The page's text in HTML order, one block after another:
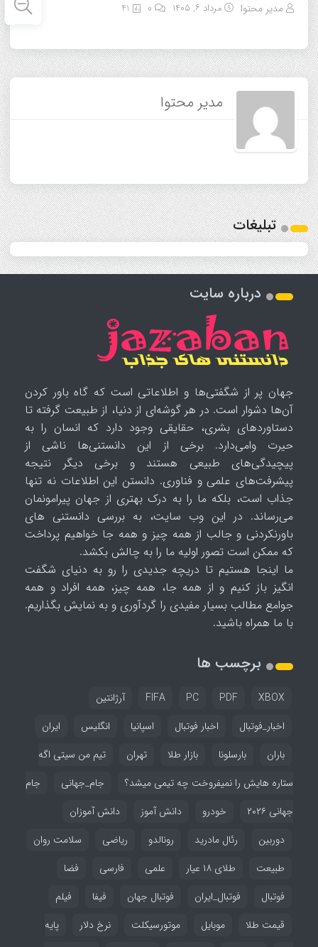
مدیر محتوا مرداد ۶, ۱۴۰۵ 41
مدیر محتوا
تبلیغات
درباره سایت
جهان پر از شگفتی‌ها و اطلاعاتی است که گاه باور کردن
آن‌ها دشوار است. در هر گوشه‌ای از دنیا، از طبیعت گرفته تا
دستاوردهای بشری، حقایقی وجود دارد که انسان را به
حیرت وامی‌دارد. برخی از این دانستنی‌ها ناشی از
پیچیدگی‌های طبیعی هستند و برخی دیگر نتیجه
پیشرفت‌های علمی و فناوری. دانستن این اطلاعات نه تنها
جذاب است، بلکه ما را به درک بهتری از جهان پیرامونمان
می‌رساند. در این وب سایت، به بررسی دانستنی های
باورنکردنی و جالب از همه چیز و همه جا خواهیم پرداخت
که ممکن است تصور اولیه ما را به چالش بکشد.
ما اینجا هستیم تا دریچه جدیدی را رو به دنیای شگفت
انگیز باز کنیم و از همه جا، همه چیز، همه افراد و همه
جوامع مطالب بسیار مفیدی را گردآوری و به نمایش بگذاریم.
با ما همراه باشید.
برچسب ها
FIFA PC PDF XBOX
آرژانتین
اخبار_فوتبال
اخبار فوتبال اسپانیا انگلیس
ایران
باران
بارسلونا بازار طلا تهران
تیم من سیتی اگه
ستاره هایش را نمیفروخت چه تیمی میشد؟
جام_جهانی
جام
جهانی ۲۰۲۶
خودرو دانش آموز
دانش آموزان
دوربین
رئال مادرید رونالدو ریاضی
سلامت روان
طبیعت
طلای ۱۸ عیار علمی فارسی
فضا
فوتبال
فوتبال_ایران فوتبال جهان فیفا
فیلم
قیمت طلا
موبایل موتورسیکلت نرخ دلار
پایه